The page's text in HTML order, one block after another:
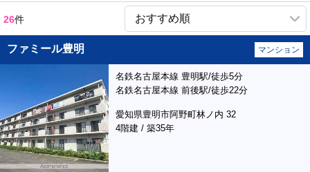
26件
ファミール豊明 マンション
名鉄名古屋本線 豊明駅/徒歩5分
名鉄名古屋本線 前後駅/徒歩22分
愛知県豊明市阿野町林ノ内 32
4階建 / 築35年